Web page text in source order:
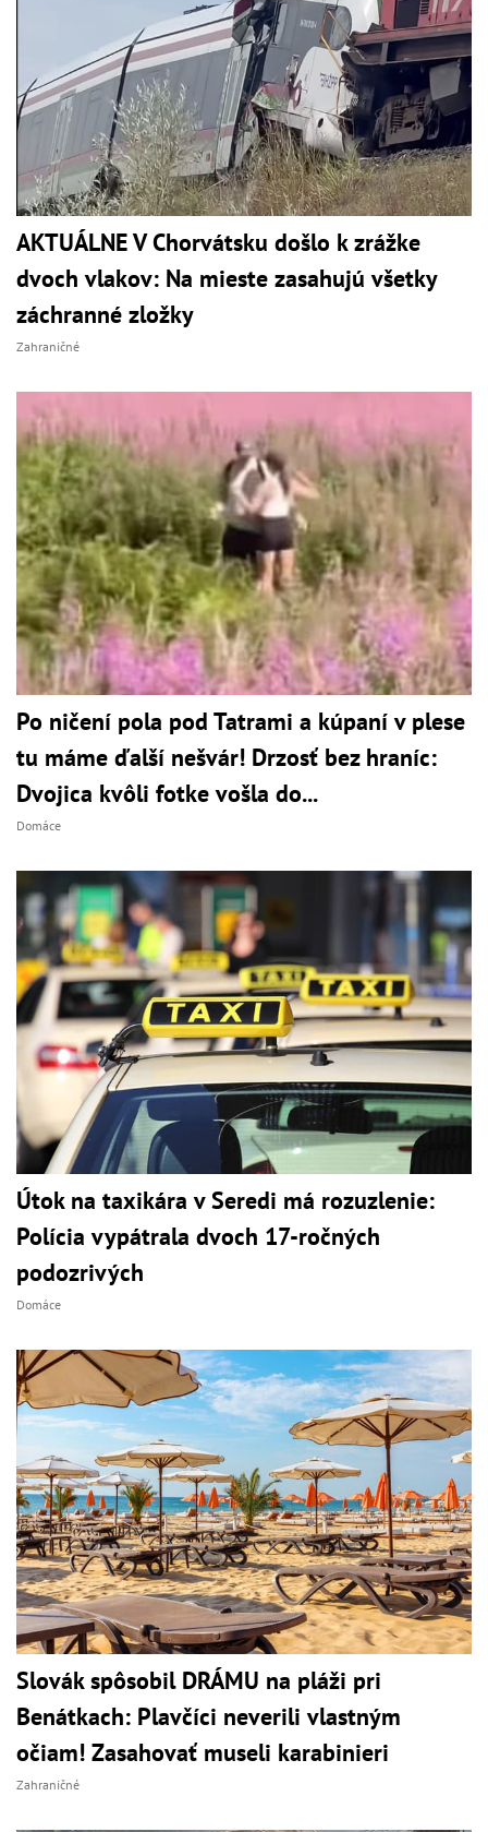
AKTUÁLNE V Chorvátsku došlo k zrážke
dvoch vlakov: Na mieste zasahujú všetky
záchranné zložky
Zahraničné
Po ničení pola pod Tatrami a kúpaní v plese
tu máme ďalší nešvár! Drzosť bez hraníc:
Dvojica kvôli fotke vošla do...
Domáce
Útok na taxikára v Seredi má rozuzlenie:
Polícia vypátrala dvoch 17-ročných
podozrivých
Domáce
Slovák spôsobil DRÁMU na pláži pri
Benátkach: Plavčíci neverili vlastným
očiam! Zasahovať museli karabinieri
Zahraničné